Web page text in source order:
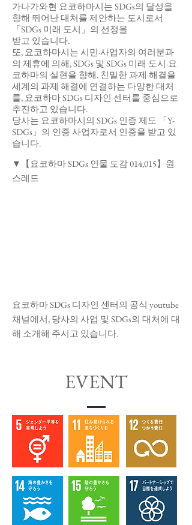
가나가와현 요코하마시는 SDGs의 달성을
향해 뛰어난 대처를 제안하는 도시로서
「SDGs 미래 도시」의 선정을
받고 있습니다.
또, 요코하마시는 시민·사업자의 여러분과
의 제휴에 의해, SDGs 및 SDGs 미래 도시·요
코하마의 실현을 향해, 친밀한 과제 해결을
세계의 과제 해결에 연결하는 다양한 대처
를, 요코하마 SDGs 디자인 센터를 중심으로
추진하고 있습니다.
당사는 요코하마시의 SDGs 인증 제도 「Y-
SDGs」의 인증 사업자로서 인증을 받고 있
습니다.
▼【요코하마 SDGs 인물 도감 014,015】원
스레드
요코하마 SDGs 디자인 센터의 공식 youtube
채널에서, 당사의 사업 및 SDGs의 대처에 대
해 소개해 주시고 있습니다.
EVENT